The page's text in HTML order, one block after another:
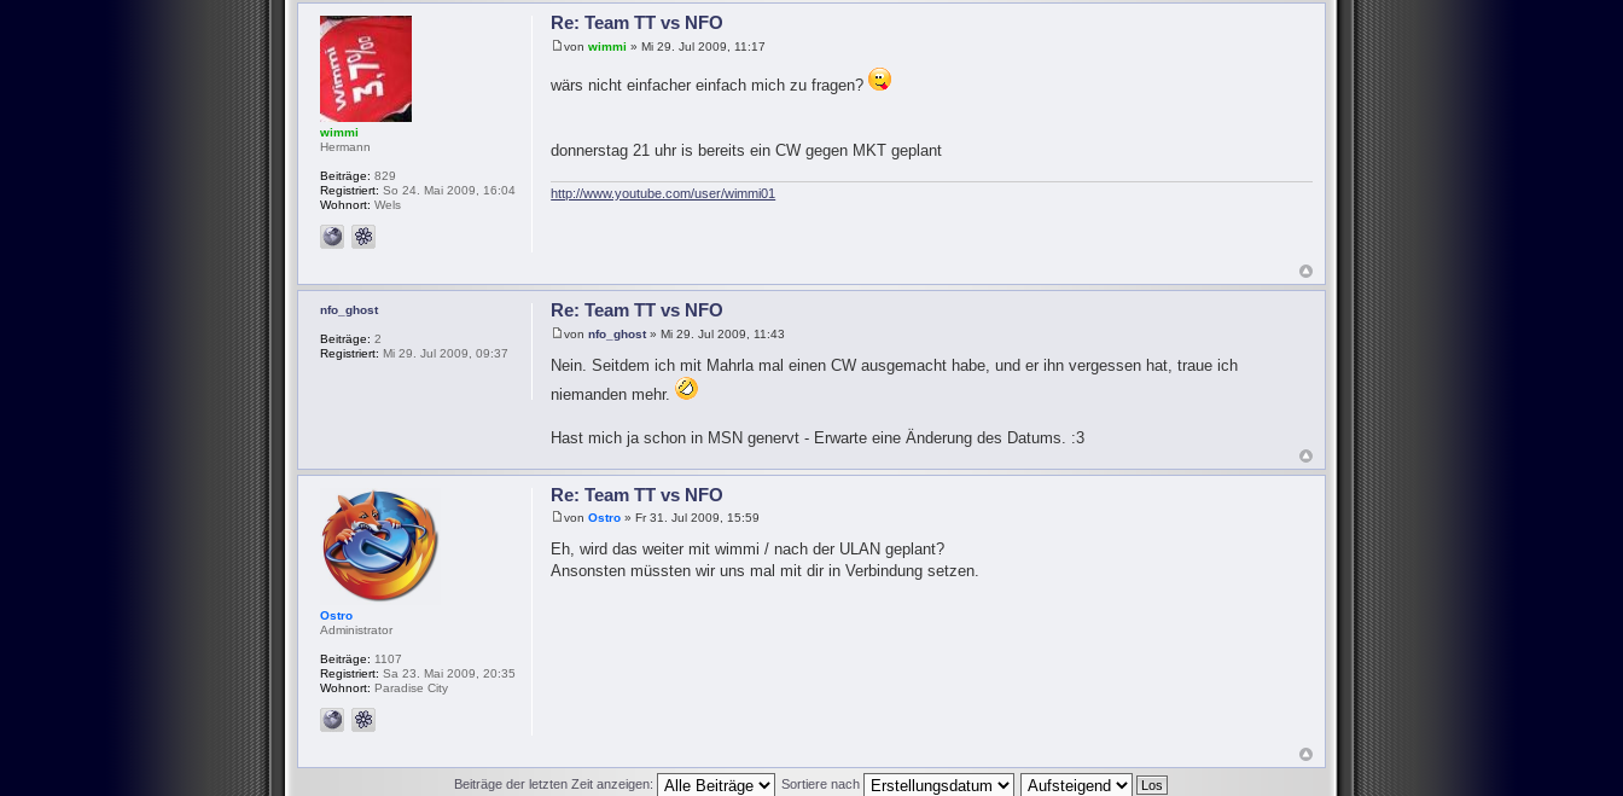
Re: Team TT vs NFO
vonwimmi » Mi 29. Jul 2009, 11:17
wärs nicht einfacher einfach mich zu fragen?
donnerstag 21 uhr is bereits ein CW gegen MKT geplant
http://www.youtube.com/user/wimmi01
wimmi
Hermann
Beiträge: 829
Registriert: So 24. Mai 2009, 16:04
Wohnort: Wels
Re: Team TT vs NFO
vonnfo_ghost» Mi 29. Jul 2009, 11:43
Nein. Seitdem ich mit Mahrla mal einen CW ausgemacht habe, und er ihn vergessen hat, traue ich
niemanden mehr.
Hast mich ja schon in MSN genervt - Erwarte eine Änderung des Datums. :3
nfo_ghost
Beiträge: 2
Registriert: Mi 29. Jul 2009, 09:37
Re: Team TT vs NFO
vonOstro » Fr 31. Jul 2009, 15:59
Eh, wird das weiter mit wimmi / nach der ULAN geplant?
Ansonsten müssten wir uns mal mit dir in Verbindung setzen.
Ostro
Administrator
Beiträge: 1107
Registriert: Sa 23. Mai 2009, 20:35
Wohnort: Paradise City
Beiträge der letzten Zeit anzeigen: Sortiere nach